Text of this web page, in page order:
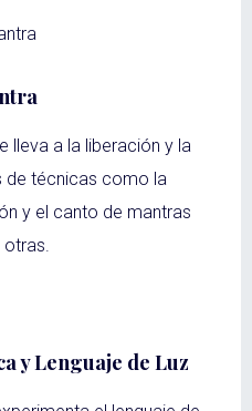
lleva a la liberación y la
de técnicas como la
y el canto de mantras
otras.
y Lenguaje de Luz